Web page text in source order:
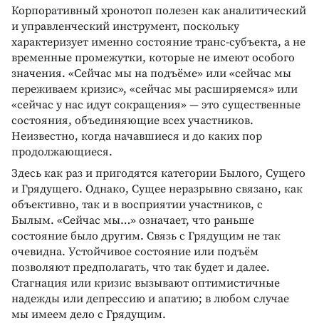
Корпоративный хронотоп полезен как аналитический
и управленческий инструмент, поскольку
характеризует именно состояние транс-субъекта, а не
временные промежутки, которые не имеют особого
значения. «Сейчас мы на подъёме» или «сейчас мы
переживаем кризис», «сейчас мы расширяемся» или
«сейчас у нас идут сокращения» — это существенные
состояния, объединяющие всех участников.
Неизвестно, когда начавшиеся и до каких пор
продолжающиеся.
Здесь как раз и пригодятся категории Былого, Сущего
и Грядущего. Однако, Сущее неразрывно связано, как
объективно, так и в восприятии участников, с
Былым. «Сейчас мы…» означает, что раньше
состояние было другим. Связь с Грядущим не так
очевидна. Устойчивое состояние или подъём
позволяют предполагать, что так будет и далее.
Стагнация или кризис вызывают оптимистичные
надежды или депрессию и апатию; в любом случае
мы имеем дело с Грядущим.